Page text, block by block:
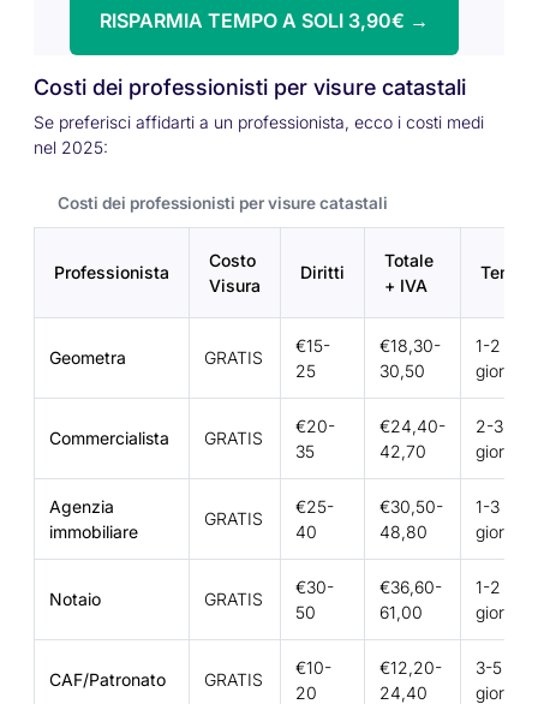
RISPARMIA TEMPO A SOLI 3,90€ →
Costi dei professionisti per visure catastali
Se preferisci affidarti a un professionista, ecco i costi medi
nel 2025:
Costi dei professionisti per visure catastali
Professionista
Costo
Visura
Diritti
Totale
+ IVA
Tempi
Geometra GRATIS
€15-
25
€18,30-
30,50
1-2
giorni
Commercialista GRATIS
€20-
35
€24,40-
42,70
2-3
giorni
Agenzia
immobiliare
GRATIS
€25-
40
€30,50-
48,80
1-3
giorni
Notaio GRATIS
€30-
50
€36,60-
61,00
1-2
giorni
CAF/Patronato GRATIS
€10-
20
€12,20-
24,40
3-5
giorni